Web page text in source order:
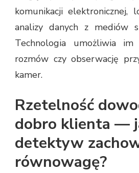
komunikacji elektronicznej,
analizy danych z mediów
Technologia umożliwia im
rozmów czy obserwację
kamer.
Rzetelność
dobro klienta —
detektyw
równowagę?